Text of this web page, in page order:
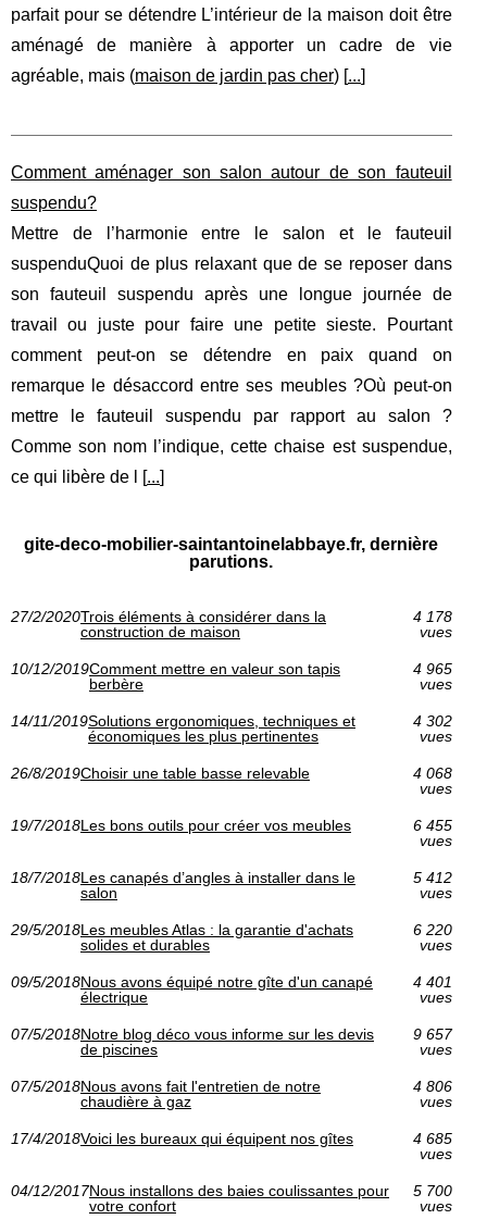
parfait pour se détendre L’intérieur de la maison doit être
aménagé de manière à apporter un cadre de vie
agréable, mais (maison de jardin pas cher) [...]
Comment aménager son salon autour de son fauteuil
suspendu?
Mettre de l’harmonie entre le salon et le fauteuil
suspenduQuoi de plus relaxant que de se reposer dans
son fauteuil suspendu après une longue journée de
travail ou juste pour faire une petite sieste. Pourtant
comment peut-on se détendre en paix quand on
remarque le désaccord entre ses meubles ?Où peut-on
mettre le fauteuil suspendu par rapport au salon ?
Comme son nom l’indique, cette chaise est suspendue,
ce qui libère de l [...]
gite-deco-mobilier-saintantoinelabbaye.fr, dernière
parutions.
27/2/2020Trois éléments à considérer dans la
construction de maison
4 178
vues
10/12/2019Comment mettre en valeur son tapis
berbère
4 965
vues
14/11/2019Solutions ergonomiques, techniques et
économiques les plus pertinentes
4 302
vues
26/8/2019Choisir une table basse relevable
4 068
vues
19/7/2018Les bons outils pour créer vos meubles
6 455
vues
18/7/2018Les canapés d’angles à installer dans le
salon
5 412
vues
29/5/2018Les meubles Atlas : la garantie d'achats
solides et durables
6 220
vues
09/5/2018Nous avons équipé notre gîte d'un canapé
électrique
4 401
vues
07/5/2018Notre blog déco vous informe sur les devis
de piscines
9 657
vues
07/5/2018Nous avons fait l'entretien de notre
chaudière à gaz
4 806
vues
17/4/2018Voici les bureaux qui équipent nos gîtes
4 685
vues
04/12/2017Nous installons des baies coulissantes pour
votre confort
5 700
vues